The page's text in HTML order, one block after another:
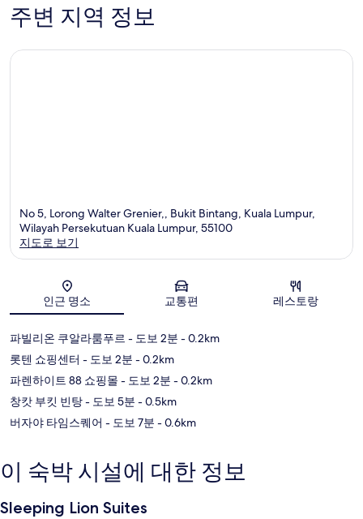
라
글
주변 지역 정보
No 5, Lorong Walter Grenier,, Bukit Bintang, Kuala Lumpur,
Wilayah Persekutuan Kuala Lumpur, 55100
지도로 보기
인근 명소 교통편 레스토랑
파빌리온 쿠알라룸푸르 - 도보 2분 - 0.2km
롯텐 쇼핑센터 - 도보 2분 - 0.2km
파렌하이트 88 쇼핑몰 - 도보 2분 - 0.2km
창캇 부킷 빈탕- 도보 5분 - 0.5km
버자야 타임스퀘어 - 도보 7분 - 0.6km
이 숙박 시설에 대한 정보
Sleeping Lion Suites